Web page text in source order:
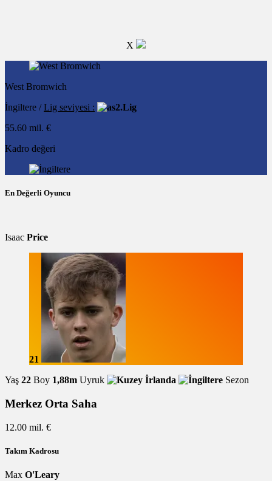
X
West Bromwich
İngiltere /Lig seviyesi :
2.Lig
55.60 mil. €
Kadro değeri
En Değerli Oyuncu
Isaac Price
21
Yaş 22 Boy 1,88m Uyruk Sezon
Merkez Orta Saha
12.00 mil. €
Takım Kadrosu
Max O'Leary